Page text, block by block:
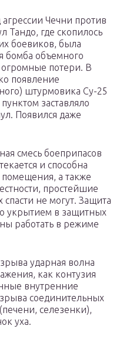
агрессии Чечни против
Тандо, где скопилось
боевиков, была
бомба объемного
огромные потери. В
появление
штурмовика Су-25
заставляло
Появился даже
смесь боеприпасов
и способна
а также
простейшие
не могут. Защита
укрытием в защитных
работать в режиме
ударная волна
как контузия
внутренние
соединительных
селезенки),
уха.